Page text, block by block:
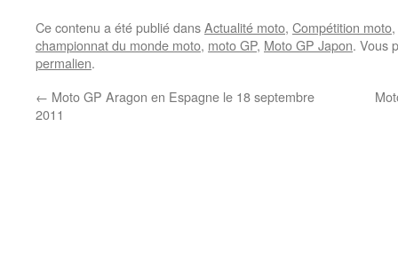
Ce contenu a été publié dansActualité moto, Compétition moto
championnat du monde moto, moto GP, Moto GP Japon. Vous
permalien.
← Moto GP Aragon en Espagne le 18 septembre
2011